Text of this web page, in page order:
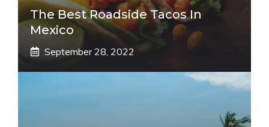
The Best Roadside Tacos In
Mexico
September 28, 2022